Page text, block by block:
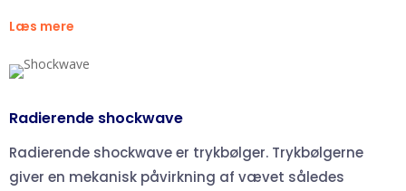
Læs mere
Radierende shockwave
Radierende shockwave er trykbølger. Trykbølgerne
giver en mekanisk påvirkning af vævet således